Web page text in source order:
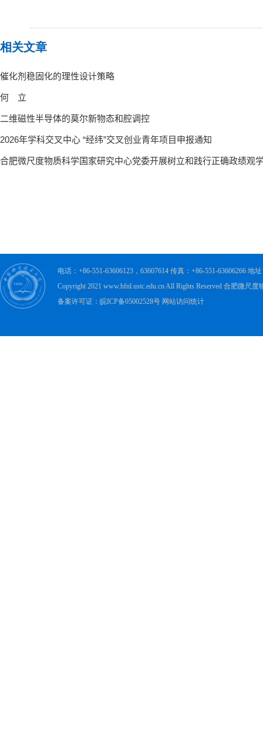
相关文章
电话：+86-551-63606123，63607614 传真：+86-551-63606266 地
Copyright 2021 www.hfnl.ustc.edu.cn All Rights Reserved 合肥微尺
备案许可证：皖ICP备05002528号 网站访问统计